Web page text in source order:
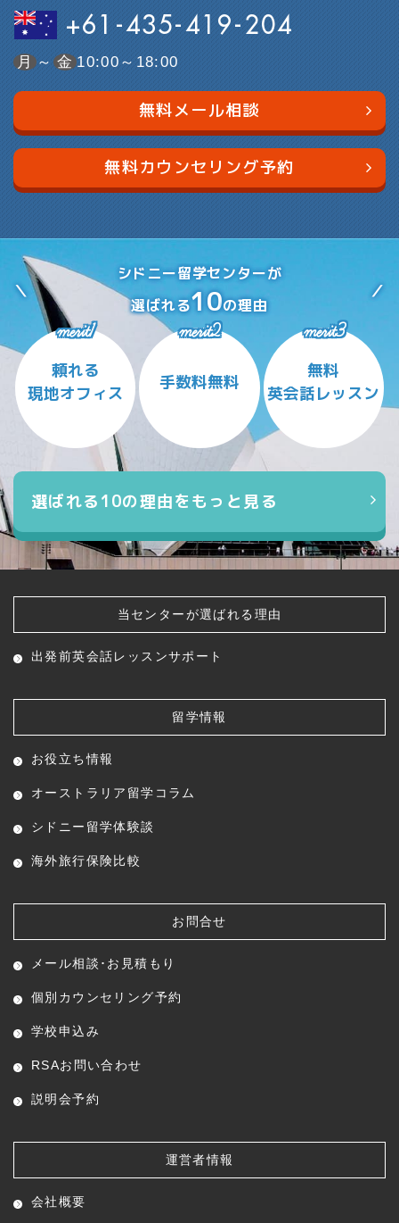
+61-435-419-204
月 ～ 金 10:00～18:00
無料メール相談
無料カウンセリング予約
シドニー留学センターが
選ばれる10の理由
merit1
頼れる
現地オフィス
merit2
手数料無料
merit3
無料
英会話レッスン
選ばれる10の理由をもっと見る
当センターが選ばれる理由
出発前英会話レッスンサポート
留学情報
お役立ち情報
オーストラリア留学コラム
シドニー留学体験談
海外旅行保険比較
お問合せ
メール相談･お見積もり
個別カウンセリング予約
学校申込み
RSAお問い合わせ
説明会予約
運営者情報
会社概要